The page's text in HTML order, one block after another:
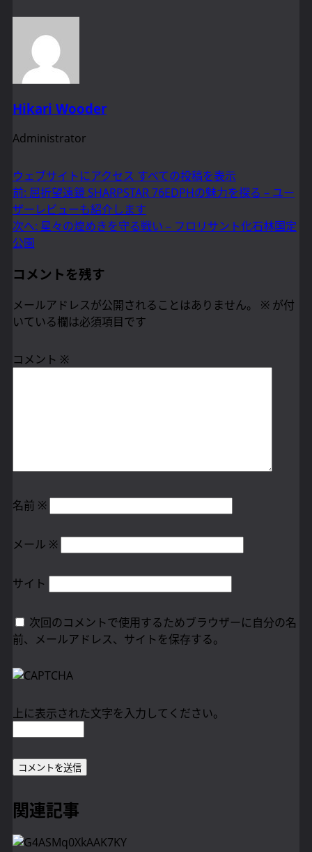
Hikari Wooder
Administrator
ウェブサイトにアクセス すべての投稿を表示
投
稿
ナ
ビ
ー
ョ
前: 屈折望遠鏡 SHARPSTAR 76EDPHの魅力を探る – ユー
ザーレビューも紹介します
次へ: 星々の煌めきを守る戦い – フロリサント化石林国定
公園
コメントを残す
メールアドレスが公開されることはありません。 ※ が付
いている欄は必須項目です
コメント ※
名前 ※
メール ※
サイト
次回のコメントで使用するためブラウザーに自分の名
前、メールアドレス、サイトを保存する。
上に表示された文字を入力してください。
関連記事